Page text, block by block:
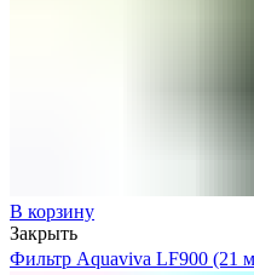
В корзину
Закрыть
Фильтр Aquaviva LF900 (21